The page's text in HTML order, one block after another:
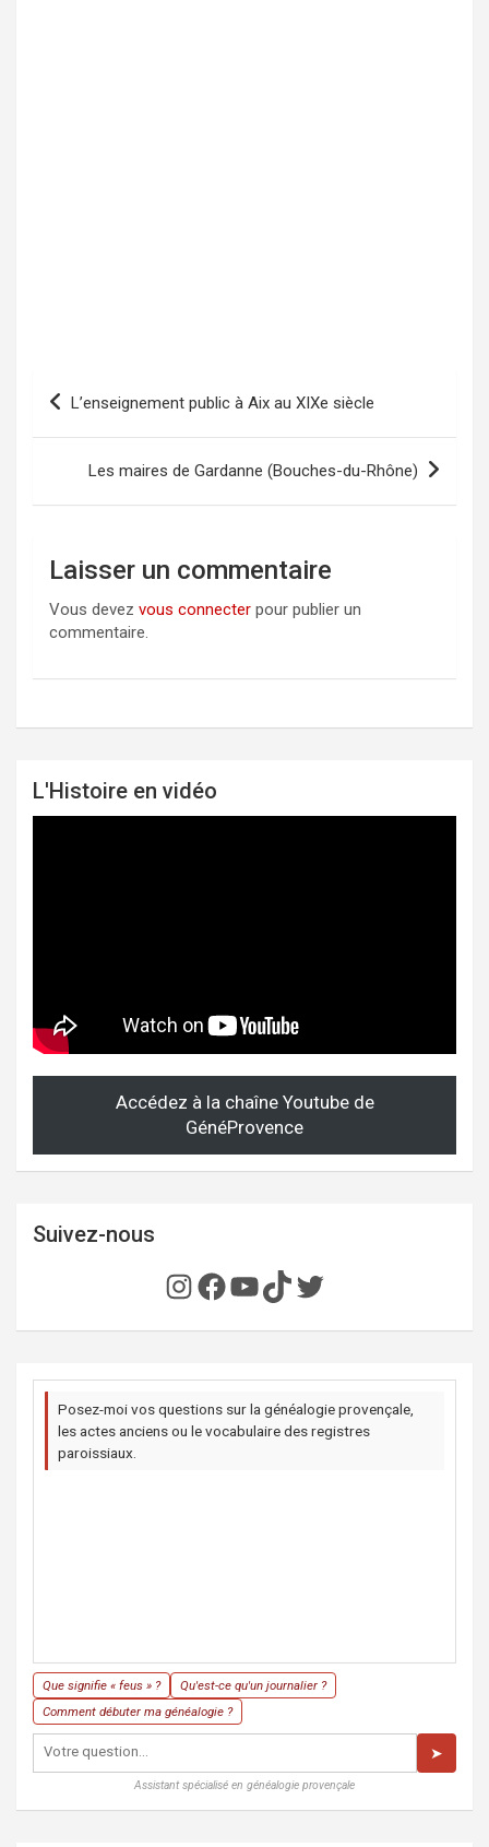
Navigation
de
l’article
L’enseignement public à Aix au XIXe siècle
Les maires de Gardanne (Bouches-du-Rhône)
Laisser un commentaire
Vous devez vous connecter pour publier un
commentaire.
L'Histoire en vidéo
Accédez à la chaîne Youtube de
GénéProvence
Suivez-nous
Instagram
Facebook
YouTube
TikTok
Twitter
Posez-moi vos questions sur la généalogie provençale,
les actes anciens ou le vocabulaire des registres
paroissiaux.
Que signifie « feus » ?
Qu'est-ce qu'un journalier ?
Comment débuter ma généalogie ?
➤
Assistant spécialisé en généalogie provençale